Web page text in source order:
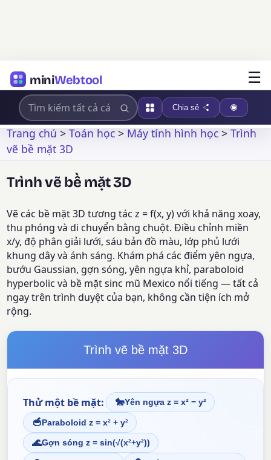
miniWebtool ☰
Chia sẻ
Trang chủ>Toán học>Máy tính hình học>Trình
vẽ bề mặt 3D
Trình vẽ bề mặt 3D
Vẽ các bề mặt 3D tương tác z = f(x, y) với khả năng xoay,
thu phóng và di chuyển bằng chuột. Điều chỉnh miền
x/y, độ phân giải lưới, sáu bản đồ màu, lớp phủ lưới
khung dây và ánh sáng. Khám phá các điểm yên ngựa,
bướu Gaussian, gợn sóng, yên ngựa khỉ, paraboloid
hyperbolic và bề mặt sinc mũ Mexico nổi tiếng — tất cả
ngay trên trình duyệt của bạn, không cần tiện ích mở
rộng.
Trình vẽ bề mặt 3D
Thử một bề mặt: 🐎Yên ngựa z = x² − y²
🥣Paraboloid z = x² + y²
🌊Gợn sóng z = sin(√(x²+y²))